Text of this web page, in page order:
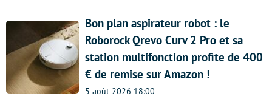
Bon plan aspirateur robot : le
Roborock Qrevo Curv 2 Pro et sa
station multifonction profite de 400
€ de remise sur Amazon !
5 août 2026 18:00